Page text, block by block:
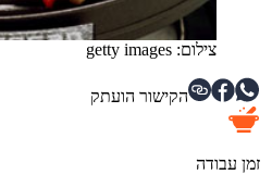
צילום: getty images
הקישור הועתק
זמן עבודה